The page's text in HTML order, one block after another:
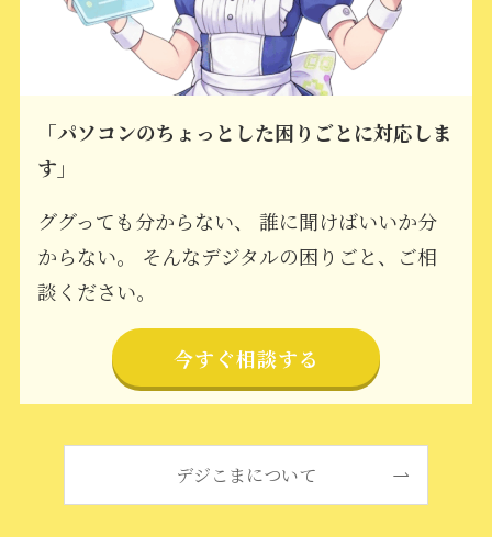
「パソコンのちょっとした困りごとに対応しま
す」
ググっても分からない、 誰に聞けばいいか分
からない。 そんなデジタルの困りごと、ご相
談ください。
今すぐ相談する
デジこまについて